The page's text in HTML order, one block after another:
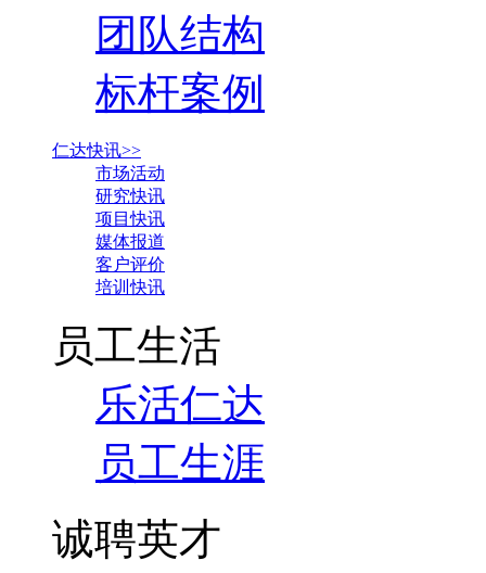
团队结构
标杆案例
仁达快讯>>
市场活动
研究快讯
项目快讯
媒体报道
客户评价
培训快讯
员工生活
乐活仁达
员工生涯
诚聘英才